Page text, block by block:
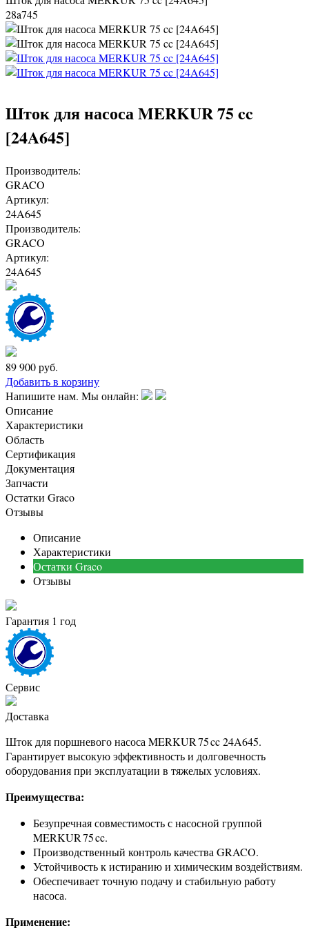
28a745
Шток для насоса MERKUR 75 cc
[24A645]
Производитель:
GRACO
Артикул:
24A645
Производитель:
GRACO
Артикул:
24A645
89 900руб.
Добавить в корзину
Напишите нам. Мы онлайн:
Описание
Характеристики
Область
Сертификация
Документация
Запчасти
Остатки Graco
Отзывы
Описание
Характеристики
Остатки Graco
Отзывы
Гарантия 1 год
Сервис
Доставка
Шток для поршневого насоса MERKUR 75 cc 24A645.
Гарантирует высокую эффективность и долговечность
оборудования при эксплуатации в тяжелых условиях.
Преимущества:
Безупречная совместимость с насосной группой
MERKUR 75 cc.
Производственный контроль качества GRACO.
Устойчивость к истиранию и химическим воздействиям.
Обеспечивает точную подачу и стабильную работу
насоса.
Применение: